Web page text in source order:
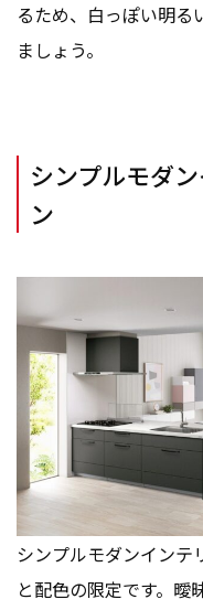
るため、白っぽい明る
ましょう。
シンプルモダ
ン
シンプルモダンインテ
と配色の限定です。曖